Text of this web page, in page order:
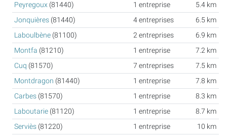
Peyregoux (81440) 1 entreprise
5.4 km
Jonquières (81440) 4 entreprises
6.5 km
Laboulbène (81100) 2 entreprises
6.9 km
Montfa (81210) 1 entreprise
7.2 km
Cuq (81570) 7 entreprises
7.5 km
Montdragon (81440) 1 entreprise
7.8 km
Carbes (81570) 1 entreprise
8.3 km
Laboutarie (81120) 1 entreprise
8.7 km
Serviès (81220) 1 entreprise
10 km